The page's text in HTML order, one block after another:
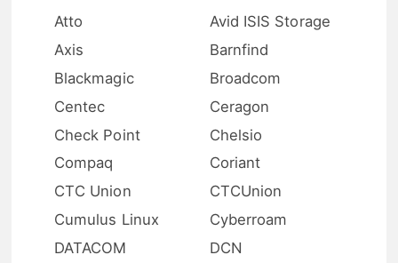
Atto
Avid ISIS Storage
Axis
Barnfind
Blackmagic
Broadcom
Centec
Ceragon
Check Point
Chelsio
Compaq
Coriant
CTC Union
CTCUnion
Cumulus Linux
Cyberroam
DATACOM
DCN